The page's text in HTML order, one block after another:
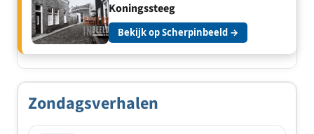
Koningssteeg
Bekijk op Scherpinbeeld →
Zondagsverhalen